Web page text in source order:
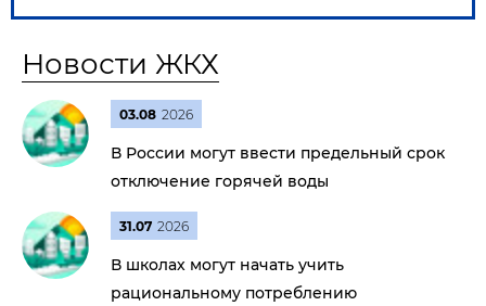
Новости ЖКХ
03.08 2026
В России могут ввести предельный срок
отключение горячей воды
31.07 2026
В школах могут начать учить
рациональному потреблению